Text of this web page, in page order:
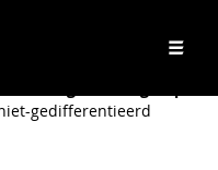
gedifferentieerd